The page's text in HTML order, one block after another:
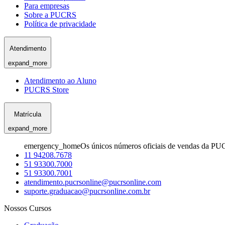
Para empresas
Sobre a PUCRS
Política de privacidade
Atendimento
expand_more
Atendimento ao Aluno
PUCRS Store
Matrícula
expand_more
emergency_homeOs únicos números oficiais de vendas da
11 94208.7678
51 93300.7000
51 93300.7001
atendimento.pucrsonline@pucrsonline.com
suporte.graduacao@pucrsonline.com.br
Nossos Cursos